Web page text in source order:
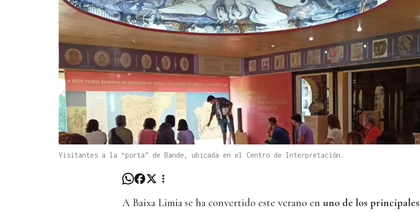
Visitantes a la “porta” de Bande, ubicada en el Centro de Interpretación.
A Baixa Limia se ha convertido este verano en uno de los principales